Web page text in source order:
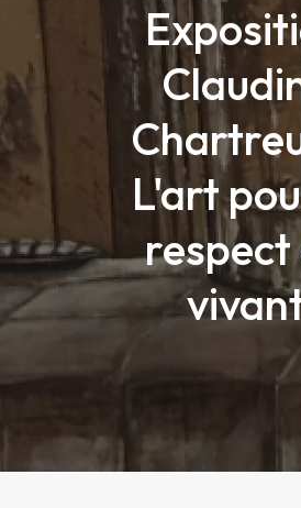
L'art
respect